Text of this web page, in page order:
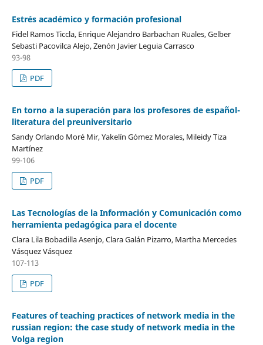
Estrés académico y formación profesional
Fidel Ramos Ticcla, Enrique Alejandro Barbachan Ruales, Gelber
Sebasti Pacovilca Alejo, Zenón Javier Leguia Carrasco
93-98
PDF
En torno a la superación para los profesores de español-
literatura del preuniversitario
Sandy Orlando Moré Mir, Yakelín Gómez Morales, Mileidy Tiza
Martínez
99-106
PDF
Las Tecnologías de la Información y Comunicación como
herramienta pedagógica para el docente
Clara Lila Bobadilla Asenjo, Clara Galán Pizarro, Martha Mercedes
Vásquez Vásquez
107-113
PDF
Features of teaching practices of network media in the
russian region: the case study of network media in the
Volga region